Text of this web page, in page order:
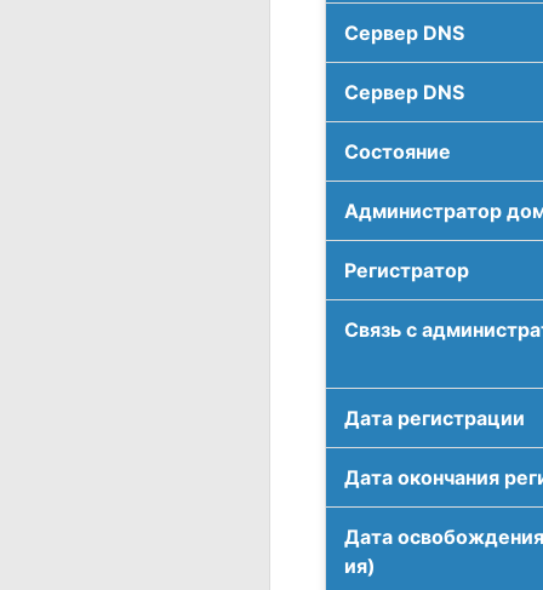
Сервер DNS
Сервер DNS
Соcтояние
Администратор
Регистратор
Связь с
Дата регистрации
Дата окончания
Дата
ия)